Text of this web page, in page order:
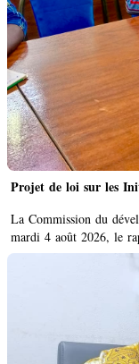
Projet de loi sur les
La Commission du
mardi 4 août 2026, le